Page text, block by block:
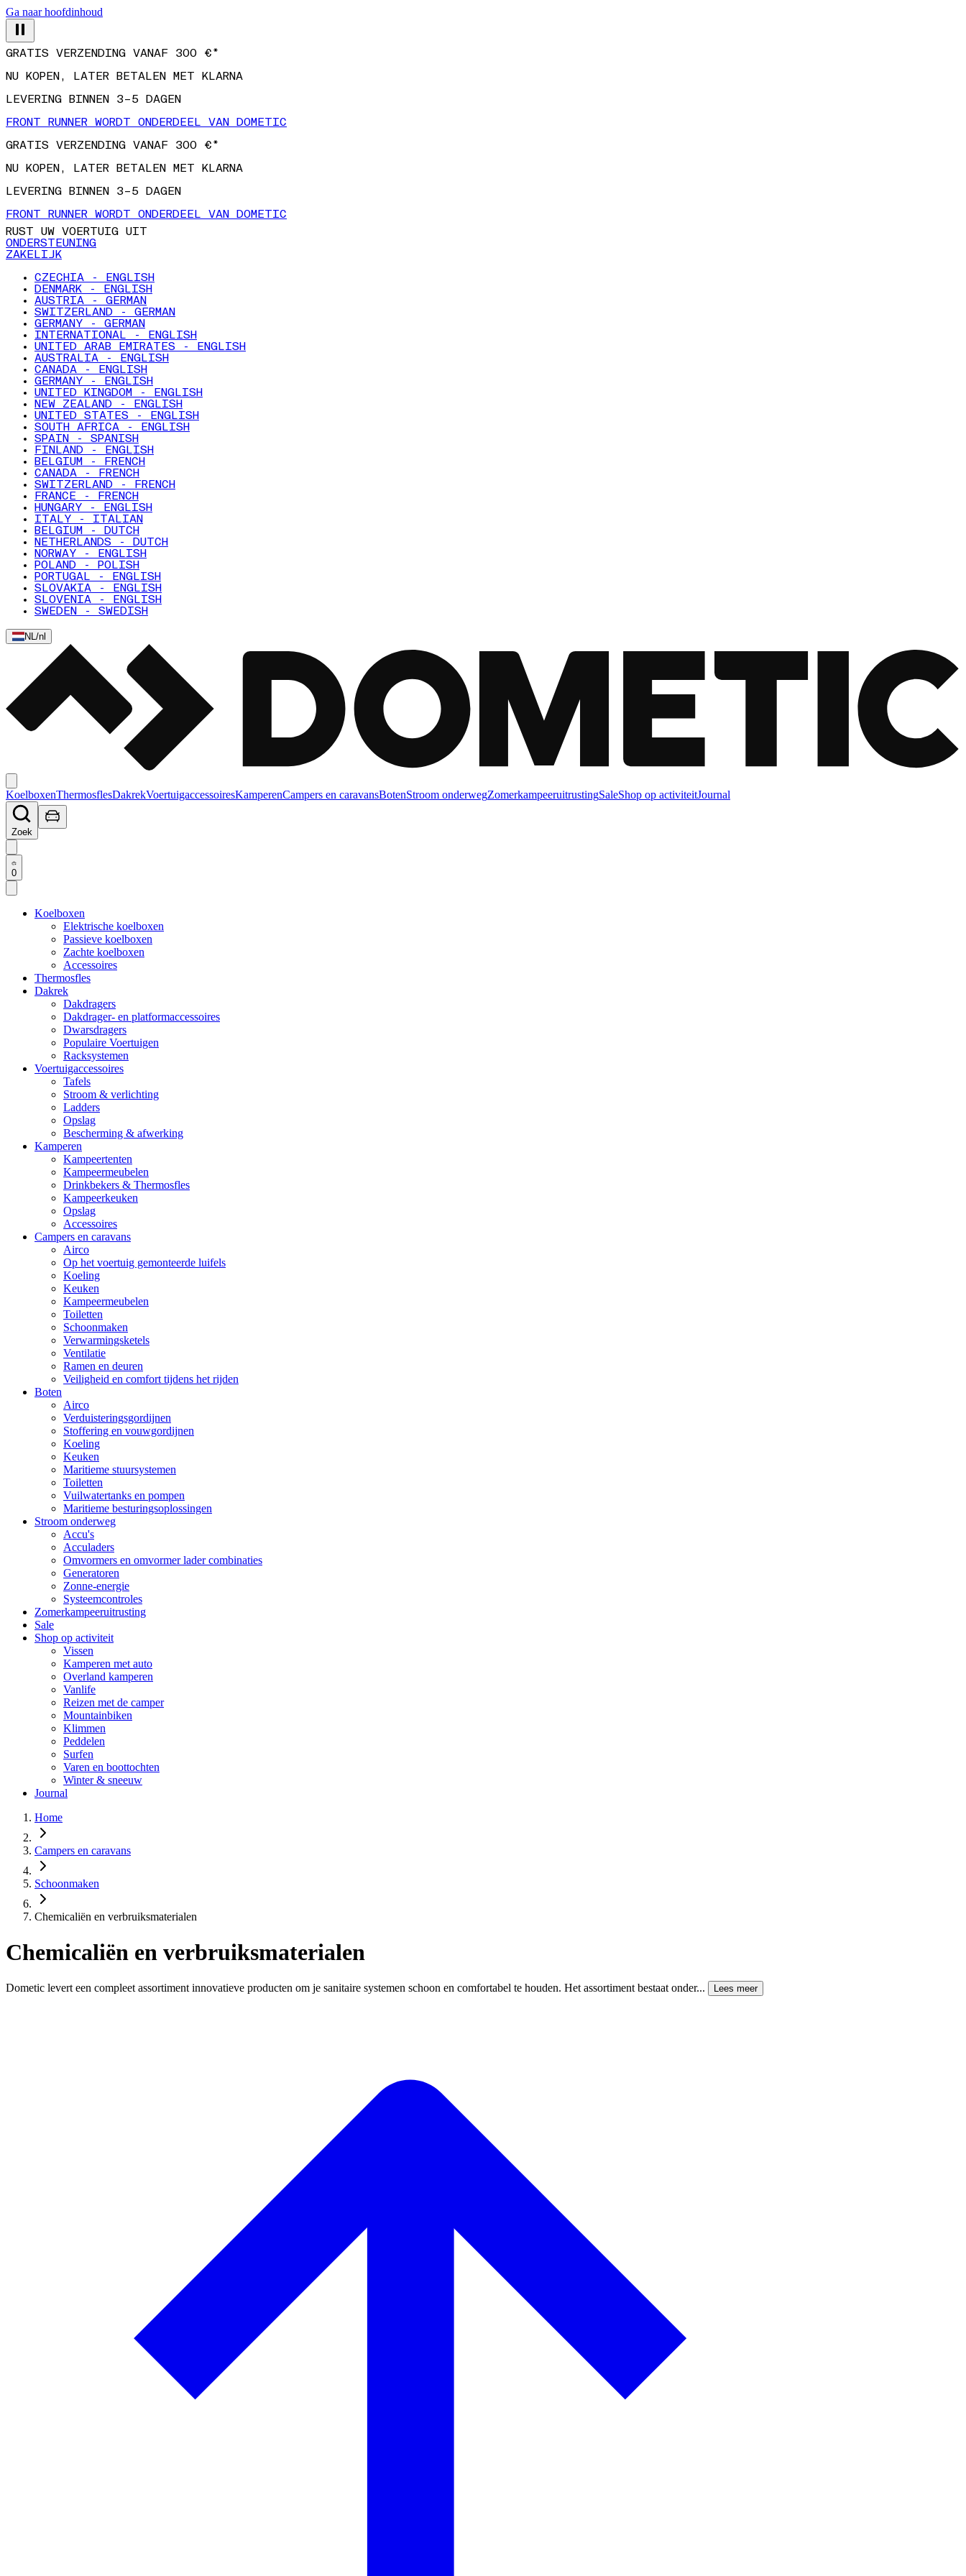
Ga naar hoofdinhoud
GRATIS VERZENDING VANAF 300 €*
NU KOPEN, LATER BETALEN MET KLARNA
LEVERING BINNEN 3–5 DAGEN
FRONT RUNNER WORDT ONDERDEEL VAN DOMETIC
GRATIS VERZENDING VANAF 300 €*
NU KOPEN, LATER BETALEN MET KLARNA
LEVERING BINNEN 3–5 DAGEN
FRONT RUNNER WORDT ONDERDEEL VAN DOMETIC
RUST UW VOERTUIG UIT
ONDERSTEUNING
ZAKELIJK
CZECHIA - ENGLISH
DENMARK - ENGLISH
AUSTRIA - GERMAN
SWITZERLAND - GERMAN
GERMANY - GERMAN
INTERNATIONAL - ENGLISH
UNITED ARAB EMIRATES - ENGLISH
AUSTRALIA - ENGLISH
CANADA - ENGLISH
GERMANY - ENGLISH
UNITED KINGDOM - ENGLISH
NEW ZEALAND - ENGLISH
UNITED STATES - ENGLISH
SOUTH AFRICA - ENGLISH
SPAIN - SPANISH
FINLAND - ENGLISH
BELGIUM - FRENCH
CANADA - FRENCH
SWITZERLAND - FRENCH
FRANCE - FRENCH
HUNGARY - ENGLISH
ITALY - ITALIAN
BELGIUM - DUTCH
NETHERLANDS - DUTCH
NORWAY - ENGLISH
POLAND - POLISH
PORTUGAL - ENGLISH
SLOVAKIA - ENGLISH
SLOVENIA - ENGLISH
SWEDEN - SWEDISH
NL/nl
KoelboxenThermosflesDakrekVoertuigaccessoiresKamperenCampers en caravansBotenStroom onderwegZomerkampeeruitrustingSaleShop op activiteitJournal
Zoek
0
Koelboxen
Elektrische koelboxen
Passieve koelboxen
Zachte koelboxen
Accessoires
Thermosfles
Dakrek
Dakdragers
Dakdrager- en platformaccessoires
Dwarsdragers
Populaire Voertuigen
Racksystemen
Voertuigaccessoires
Tafels
Stroom & verlichting
Ladders
Opslag
Bescherming & afwerking
Kamperen
Kampeertenten
Kampeermeubelen
Drinkbekers & Thermosfles
Kampeerkeuken
Opslag
Accessoires
Campers en caravans
Airco
Op het voertuig gemonteerde luifels
Koeling
Keuken
Kampeermeubelen
Toiletten
Schoonmaken
Verwarmingsketels
Ventilatie
Ramen en deuren
Veiligheid en comfort tijdens het rijden
Boten
Airco
Verduisteringsgordijnen
Stoffering en vouwgordijnen
Koeling
Keuken
Maritieme stuursystemen
Toiletten
Vuilwatertanks en pompen
Maritieme besturingsoplossingen
Stroom onderweg
Accu's
Acculaders
Omvormers en omvormer lader combinaties
Generatoren
Zonne-energie
Systeemcontroles
Zomerkampeeruitrusting
Sale
Shop op activiteit
Vissen
Kamperen met auto
Overland kamperen
Vanlife
Reizen met de camper
Mountainbiken
Klimmen
Peddelen
Surfen
Varen en boottochten
Winter & sneeuw
Journal
Home
Campers en caravans
Schoonmaken
Chemicaliën en verbruiksmaterialen
Chemicaliën en verbruiksmaterialen
Dometic levert een compleet assortiment innovatieve producten om je sanitaire systemen schoon en comfortabel te houden. Het assortiment bestaat onder... Lees meer